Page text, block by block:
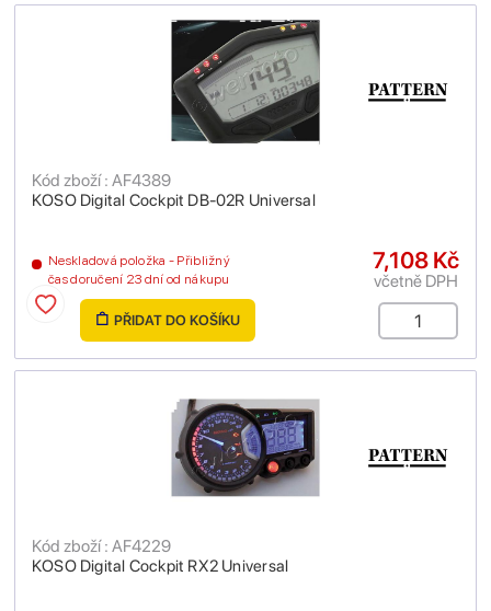
KOSO Digital Cockpit DB-02R Universal
Kód zboží : AF4389
Neskladová položka - Přibližný
čas doručení 23 dní od nákupu
7,108 Kč
včetně DPH
PŘIDAT DO KOŠÍKU
KOSO Digital Cockpit RX2 Universal
Kód zboží : AF4229